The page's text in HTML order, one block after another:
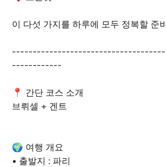
이 다섯 가지를 하루에 모두 정복할 준
------------
📍 간단 코스 소개
브뤼셀 + 겐트
🌍 여행 개요
• 출발지 : 파리